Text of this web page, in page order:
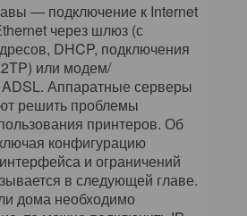
— подключение к Internet
через шлюз (с
DHCP, подключения
или модем/
Аппаратные серверы
решить проблемы
принтеров. Об
конфигурацию
и ограничений
в следующей главе.
дома необходимо